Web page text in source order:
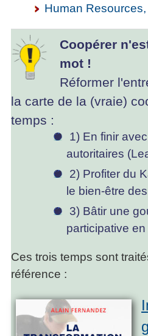
Human
Coopérer
mot !
Réformer
la carte de la (vraie)
temps :
1) En finir
autoritaires
2) Profiter du
le bien-être
3) Bâtir une
participative
Ces trois temps sont
référence :